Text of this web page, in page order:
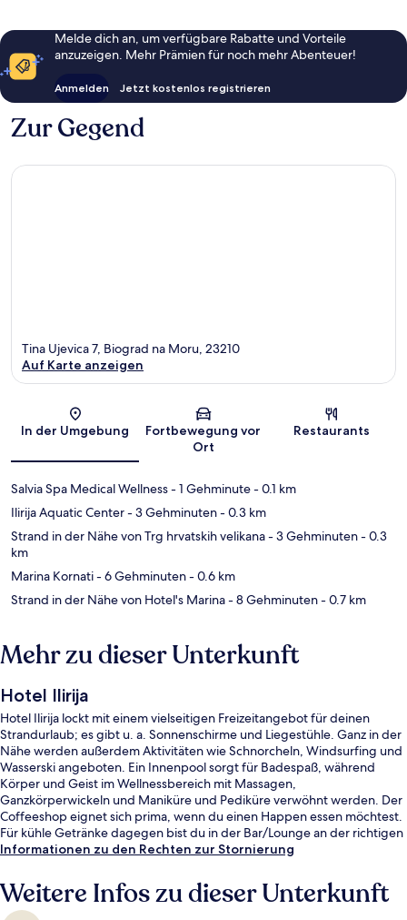
Melde dich an, um verfügbare Rabatte und Vorteile
anzuzeigen. Mehr Prämien für noch mehr Abenteuer!
Anmelden Jetzt kostenlos registrieren
Zur Gegend
Karte
Tina Ujevica 7, Biograd na Moru, 23210
Auf Karte anzeigen
In der Umgebung
Fortbewegung vor
Ort
Restaurants
Salvia Spa Medical Wellness- 1 Gehminute- 0.1 km
Ilirija Aquatic Center- 3 Gehminuten- 0.3 km
Strand in der Nähe von Trg hrvatskih velikana- 3 Gehminuten- 0.3
km
Marina Kornati- 6 Gehminuten- 0.6 km
Strand in der Nähe von Hotel's Marina- 8 Gehminuten- 0.7 km
Mehr zu dieser Unterkunft
Hotel Ilirija
Hotel Ilirija lockt mit einem vielseitigen Freizeitangebot für deinen
Strandurlaub; es gibt u. a. Sonnenschirme und Liegestühle. Ganz in der
Nähe werden außerdem Aktivitäten wie Schnorcheln, Windsurfing und
Wasserski angeboten. Ein Innenpool sorgt für Badespaß, während
Körper und Geist im Wellnessbereich mit Massagen,
Ganzkörperwickeln und Maniküre und Pediküre verwöhnt werden. Der
Coffeeshop eignet sich prima, wenn du einen Happen essen möchtest.
Für kühle Getränke dagegen bist du in der Bar/Lounge an der richtigen
Adresse. Zu den weiteren Highlights gehören 15 Strandbars,
Informationen zu den Rechten zur Stornierung
Weitere Infos zu dieser Unterkunft